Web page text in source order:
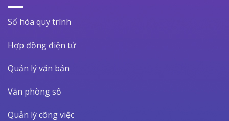
Số hóa quy trình
Hợp đồng điện tử
Quản lý văn bản
Văn phòng số
Quản lý công việc